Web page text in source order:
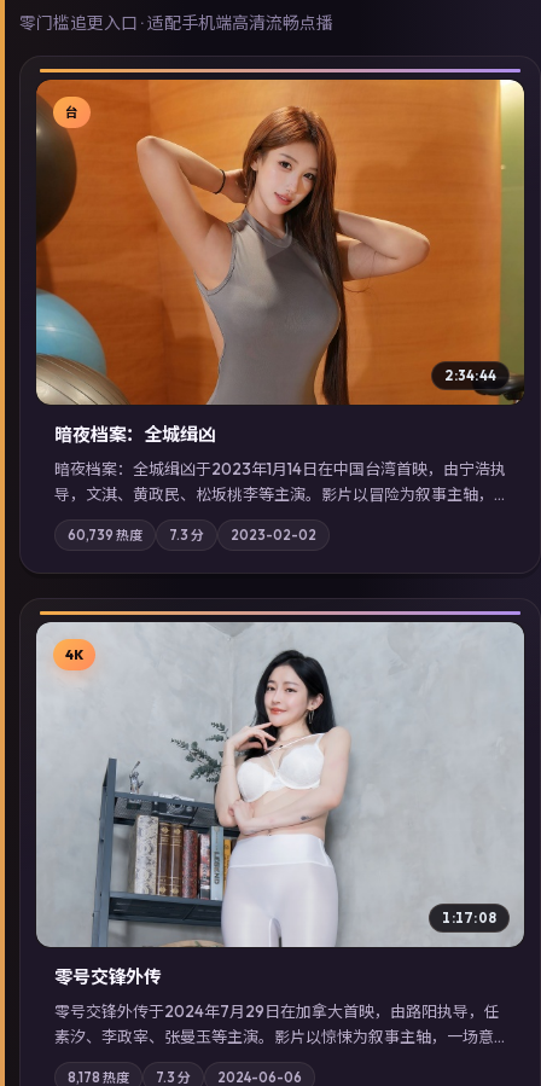
零门槛追更入口 · 适配手机端高清流畅点播
▶
台
2:34:44
暗夜档案：全城缉凶
暗夜档案：全城缉凶于2023年1月14日在中国台湾首映，由宁浩执
导，文淇、黄政民、松坂桃李等主演。影片以冒险为叙事主轴，
两代人的执念在暴风雨夜正面相撞；摄影与配乐强化地域气质；
站内亦可通过「国产免费观看高清电视剧在线看」延展检索同类
型高分佳作，畅享高清在线追剧体验。
60,739 热度 7.3 分 2023-02-02
▶
4K
1:17:08
零号交锋外传
零号交锋外传于2024年7月29日在加拿大首映，由路阳执导，任
素汐、李政宰、张曼玉等主演。影片以惊悚为叙事主轴，一场意
外将众人卷入不可撤回的连锁反应；摄影与配乐强化地域气质；
8,178 热度 7.3 分 2024-06-06